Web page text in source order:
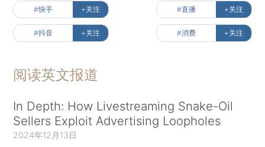
#快手 +关注 #直播 +关注
#抖音 +关注 #消费 +关注
阅读英文报道
In Depth: How Livestreaming Snake-Oil
Sellers Exploit Advertising Loopholes
2024年12月13日